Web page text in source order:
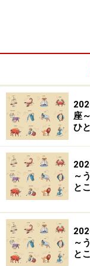
座
ひ
～
と
～
と